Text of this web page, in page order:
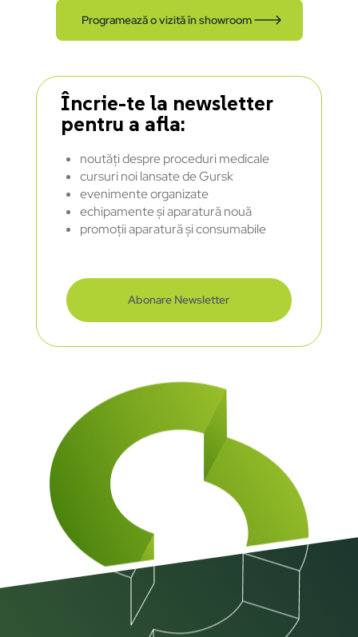
Programează o vizită în showroom
Încrie-te la newsletter
pentru a afla:
noutăți despre proceduri medicale
cursuri noi lansate de Gursk
evenimente organizate
echipamente și aparatură nouă
promoții aparatură și consumabile
Abonare Newsletter